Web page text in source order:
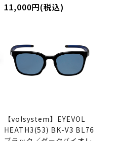
11,000円(税込)
【volsystem】EYEVOL
HEATH3(53) BK-V3 BL76